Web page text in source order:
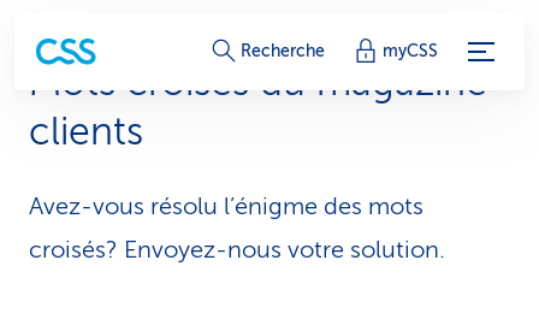
L
i
n
s
Recherche myCSS
Mots croisés du magazine
clients
Avez-vous résolu l’énigme des mots
croisés? Envoyez-nous votre solution.